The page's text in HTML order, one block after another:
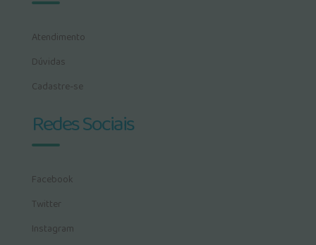
Atendimento
Dúvidas
Cadastre-se
Redes Sociais
Facebook
Twitter
Instagram